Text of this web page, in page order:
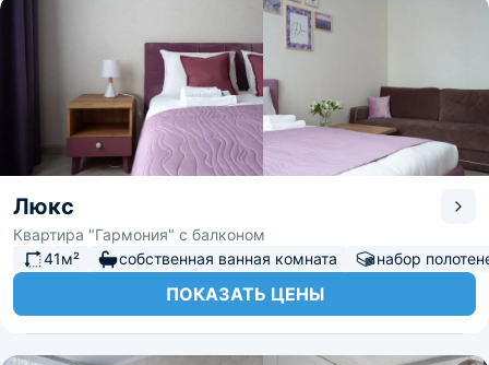
Люкс
Квартира "Гармония" с балконом
41м²
собственная ванная комната набор
ПОКАЗАТЬ ЦЕНЫ